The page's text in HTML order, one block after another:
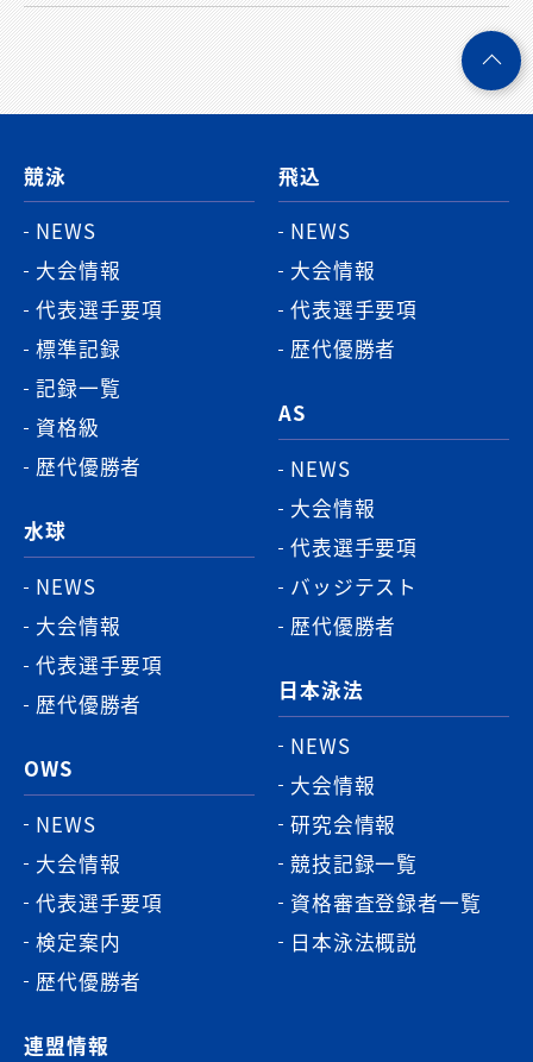
競泳
NEWS
大会情報
代表選手要項
標準記録
記録一覧
資格級
歴代優勝者
水球
NEWS
大会情報
代表選手要項
歴代優勝者
OWS
NEWS
大会情報
代表選手要項
検定案内
歴代優勝者
飛込
NEWS
大会情報
代表選手要項
歴代優勝者
AS
NEWS
大会情報
代表選手要項
バッジテスト
歴代優勝者
日本泳法
NEWS
大会情報
研究会情報
競技記録一覧
資格審査登録者一覧
日本泳法概説
連盟情報